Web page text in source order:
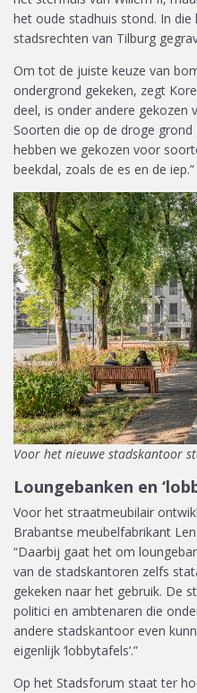
het oude stadhuis stond. In
stadsrechten van Tilburg
Om tot de juiste keuze van
ondergrond gekeken, zegt
deel, is onder andere gekozen
Soorten die op de droge
hebben we gekozen voor
beekdal, zoals de es en de iep.”
Voor het nieuwe stadskantoor
Loungebanken en
Voor het straatmeubilair
Brabantse meubelfabrikant
“Daarbij gaat het om
van de stadskantoren zelfs
gekeken naar het gebruik. De
politici en ambtenaren die
andere stadskantoor even
eigenlijk ‘lobbytafels’.”
Op het Stadsforum staat ter